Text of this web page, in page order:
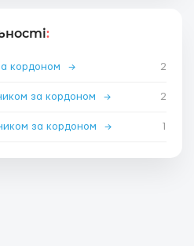
:
кордоном → 2
за кордоном → 2
за кордоном → 1